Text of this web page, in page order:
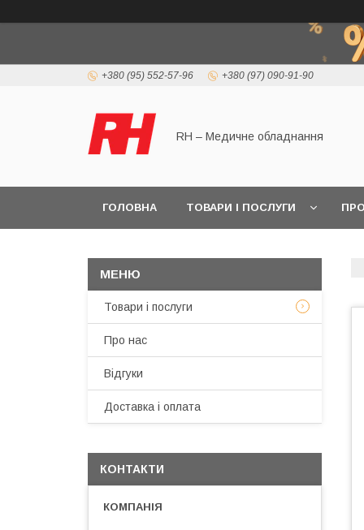
+380 (95) 552-57-96 +380 (97) 090-91-90
RH – Медичне обладнання
ГОЛОВНА ТОВАРИ І ПОСЛУГИ
Товари і послуги
Про нас
Відгуки
Доставка і оплата
КОНТАКТИ